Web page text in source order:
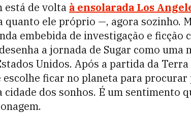
está de volta à ensolarada Los
ele próprio —, agora sozinho.
embebida de investigação e ficção
a jornada de Sugar como uma
Unidos. Após a partida da Terra
ficar no planeta para procurar
dos sonhos. É um sentimento